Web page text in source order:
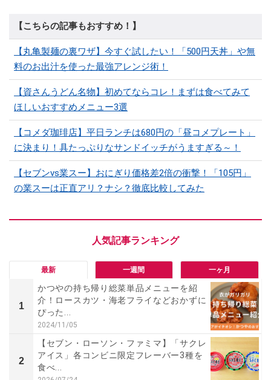
【こちらの記事もおすすめ！】
【丸亀製麺の裏ワザ】今すぐ試したい！「500円天丼」や無
料のお出汁を使った最強アレンジ術！
【資さんうどん名物】初めてならコレ！まずは食べてみて
ほしいおすすめメニュー3選
【コメダ珈琲店】平日ランチは680円の「昼コメプレート」
に決まり！具たっぷりなサンドイッチがうますぎる～！
【セブンvs業スー】おにぎり価格差2倍の衝撃！「105円」
の業スーは正直アリ？ナシ？徹底比較してみた
最新 一週間 一ヶ月
1
かつやの持ち帰り総菜単品メニューを紹
介！ロースカツ・海老フライなどおかずに
ぴった...
2024/11/05
2
【セブン・ローソン・ファミマ】「サクレ
アイス」各コンビニ限定フレーバー3種を
食べ...